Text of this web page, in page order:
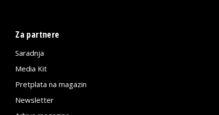
Za partnere
Saradnja
Media Kit
Pretplata na magazin
Newsletter